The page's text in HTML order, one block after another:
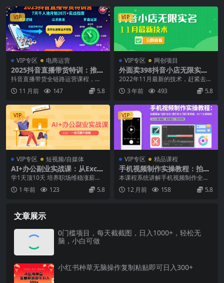
VIP
VIP专区 电商运营
2025抖音直播带货特训：推流
逻辑、话术体系、罗盘运营,7
天千人池月销20万+
抖音直播带货全链路运营课程，涵
盖推流逻辑、话术体系、罗盘运营
等20大核心模块。通...
11 月前 147 5.8
VIP
VIP专区 网创项目
外面卖398抖音小店无限实名-
11月最新技术，无限开店再也
不需要求别人了
2022年11月最新的技术，赶紧去操
作
3 年前 493 5.8
VIP
VIP专区 短视频/自媒体
AI+办公副业实战课：从Excel
到PPT，从行业分析到视频制
学1天顶10天 培养职场维稳涨薪硬
实力 课程内容： 1-用DeepSeek做
一款...1 年前 123 5.8
VIP
VIP专区 精品课程
手机视频制作实操教程：拍摄
基础/进阶技法/到后期剪辑，5
本课程系统讲解手机视频制作全流
程，涵盖拍摄基础（器材选择/构图
技巧）、进阶技法（...
12 月前 158 5.8
文章展示
0门槛项目，每天截截图，日入1000+，轻松无
脑，小白可做
小红书种草无脑操作复制粘贴即可日入300+